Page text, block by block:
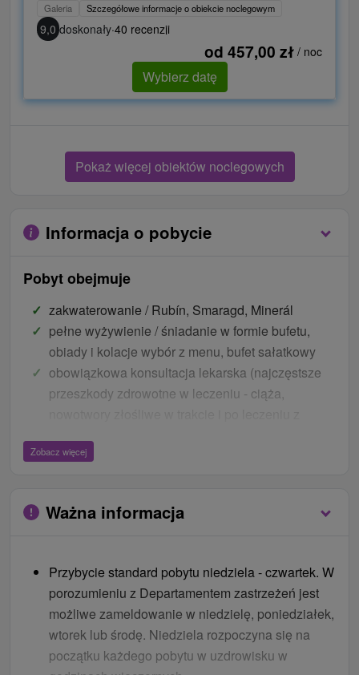
Galeria Szczegółowe informacje o obiekcie noclegowym
9,0 doskonały·40 recenzji
od 457,00 zł / noc
Wybierz datę
Pokaż więcej obiektów noclegowych
Informacja o pobycie
Pobyt obejmuje
zakwaterowanie / Rubín, Smaragd, Minerál
pełne wyżywienie / śniadanie w formie bufetu,
obiady i kolacje wybór z menu, bufet sałatkowy
obowiązkowa konsultacja lekarska (najczęstsze
przeszkody zdrowotne w leczeniu - ciąża,
choroby, ostrymi chorobami zakaźnymi)
klienta, dni opieki są od poniedziałku do soboty)
codzienne wejście do basenu relaksacyjnego z
hydromasażem Wellnea w DU Rubín
(całorocznie)
codzienne wejście na basen zewnętrzny Rubín (w
godzinach otwarcia) + bezpłatne leżaki przy
Zobacz więcej
Ważna informacja
Przybycie standard pobytu niedziela - czwartek. W
porozumieniu z Departamentem zastrzeżeń jest
możliwe zameldowanie w niedzielę, poniedziałek,
wtorek lub środę. Niedziela rozpoczyna się na
początku każdego pobytu w uzdrowisku w